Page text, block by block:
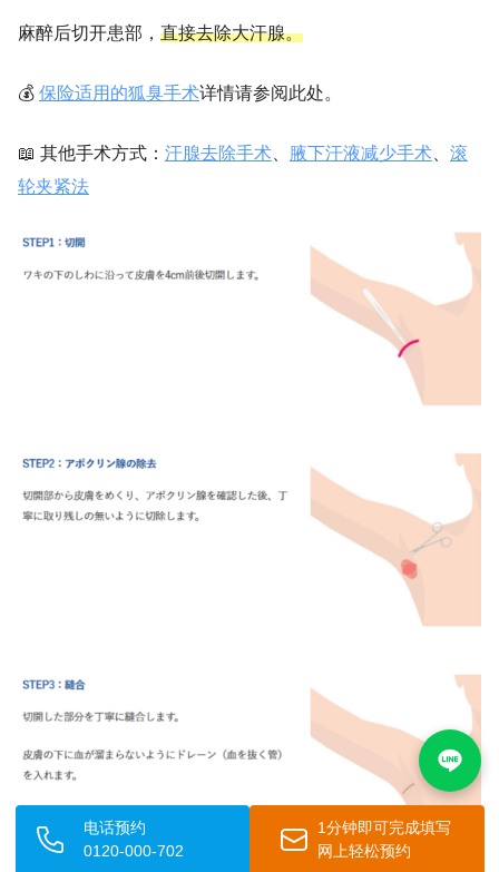
麻醉后切开患部， 直接去除大汗腺。
💰 保险适用的狐臭手术详情请参阅此处。
📖 其他手术方式： 汗腺去除手术 腋下汗液减少手术
滚
轮夹紧法
电话预约
0120-000-702
1分钟即可完成填写
网上轻松预约